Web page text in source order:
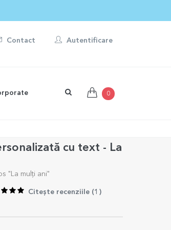
Contact Autentificare
0
cu text - La
"La mulți ani"
Citește recenziile (1 )